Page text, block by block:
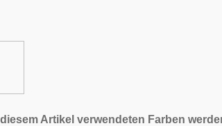
diesem Artikel verwendeten Farben